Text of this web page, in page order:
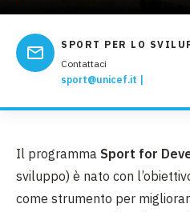
SPORT PER LO
Contattaci
sport@unicef.it
Il programma Sport for
sviluppo) è nato con
come strumento per